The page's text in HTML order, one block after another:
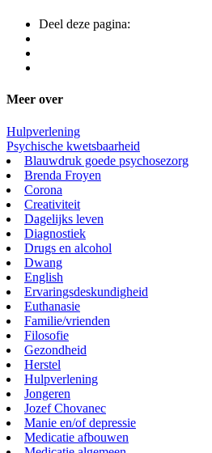
Deel deze pagina:
Meer over
Hulpverlening
Psychische kwetsbaarheid
Blauwdruk goede psychosezorg
Brenda Froyen
Corona
Creativiteit
Dagelijks leven
Diagnostiek
Drugs en alcohol
Dwang
English
Ervaringsdeskundigheid
Euthanasie
Familie/vrienden
Filosofie
Gezondheid
Herstel
Hulpverlening
Jongeren
Jozef Chovanec
Manie en/of depressie
Medicatie afbouwen